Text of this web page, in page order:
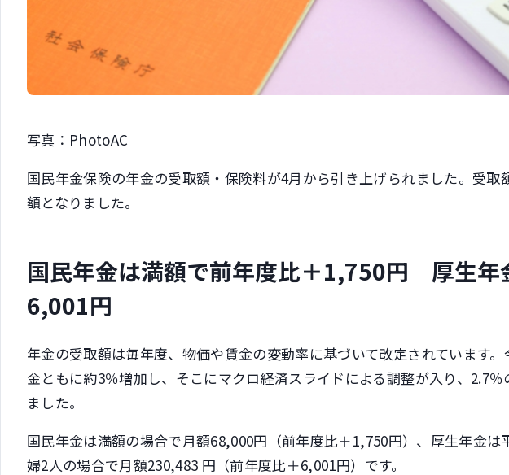
写真：PhotoAC
国民年金保険の年金の受取額・保険料が4月から引き上げられました。受取
額となりました。
国民年金は満額で前年度比＋1,750円 厚生年
6,001円
年金の受取額は毎年度、物価や賃金の変動率に基づいて改定されています
金ともに約3％増加し、そこにマクロ経済スライドによる調整が入り、2.7％
ました。
国民年金は満額の場合で月額68,000円（前年度比＋1,750円）、厚生年金は
婦2人の場合で月額230,483 円（前年度比＋6,001円）です。